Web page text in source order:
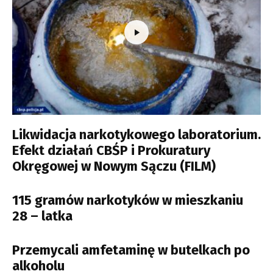
Likwidacja narkotykowego laboratorium.
Efekt działań CBŚP i Prokuratury
Okręgowej w Nowym Sączu (FILM)
115 gramów narkotyków w mieszkaniu
28 – latka
Przemycali amfetaminę w butelkach po
alkoholu